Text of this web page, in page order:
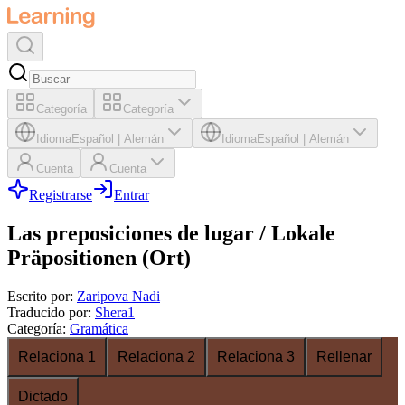
Categoría Categoría
IdiomaEspañol Alemán IdiomaEspañol Alemán
Cuenta Cuenta
Registrarse Entrar
Las preposiciones de lugar / Lokale
Präpositionen (Ort)
Escrito por: Zaripova Nadi
Traducido por: Shera1
Categoría: Gramática
Relaciona 1
Relaciona 2 Relaciona 3 Rellenar
Dictado